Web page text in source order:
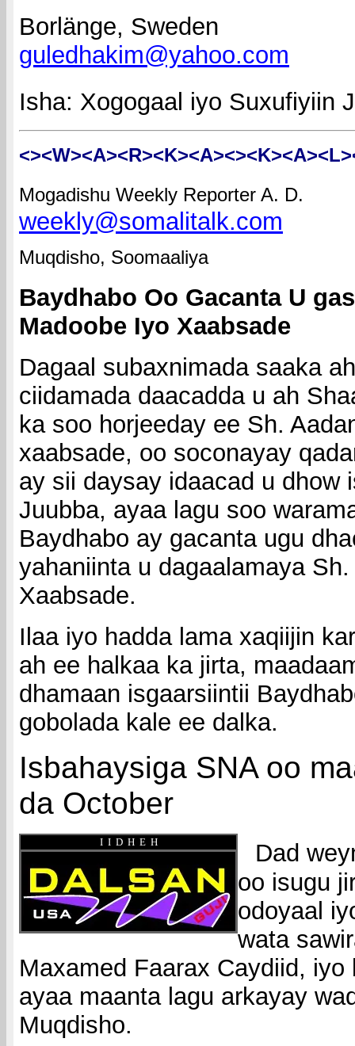
Borlänge, Sweden
guledhakim@yahoo.com
Isha: Xogogaal iyo Suxufiyiin
Mogadishu Weekly Reporter A. D.
weekly@somalitalk.com
Muqdisho, Soomaaliya
Baydhabo Oo Gacanta U
Madoobe Iyo Xaabsade
Dagaal subaxnimada saaka
ciidamada daacadda u ah
ka soo horjeeday ee Sh.
xaabsade, oo soconayay
ay sii daysay idaacad u dhow
Juubba, ayaa lagu soo
Baydhabo ay gacanta ugu
yahaniinta u dagaalamaya
Xaabsade.
Ilaa iyo hadda lama xaqiijin
ah ee halkaa ka jirta,
dhamaan isgaarsiintii
gobolada kale ee dalka.
Isbahaysiga SNA oo
da October
I I D H E H
Dad
oo isugu
odoyaal
wata
Maxamed Faarax Caydiid, iyo
ayaa maanta lagu arkayay
Muqdisho.